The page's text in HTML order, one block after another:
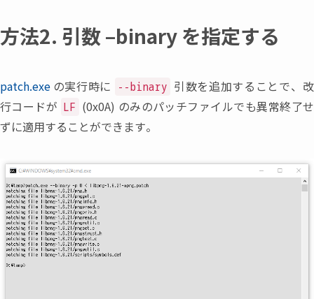
方法2. 引数 –binary を指定する
patch.exe の実行時に --binary 引数を追加することで、 改
行コードが LF (0x0A) のみのパッチファイルでも異常終了せ
ずに適用することができます。